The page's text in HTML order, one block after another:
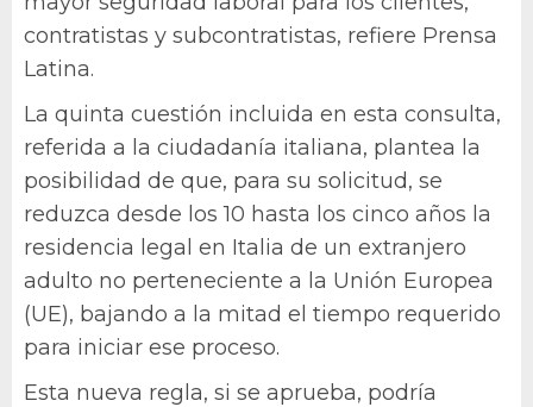
contratistas y subcontratistas, refiere Prensa
Latina.
La quinta cuestión incluida en esta consulta,
referida a la ciudadanía italiana, plantea la
posibilidad de que, para su solicitud, se
reduzca desde los 10 hasta los cinco años la
residencia legal en Italia de un extranjero
adulto no perteneciente a la Unión Europea
(UE), bajando a la mitad el tiempo requerido
para iniciar ese proceso.
Esta nueva regla, si se aprueba, podría